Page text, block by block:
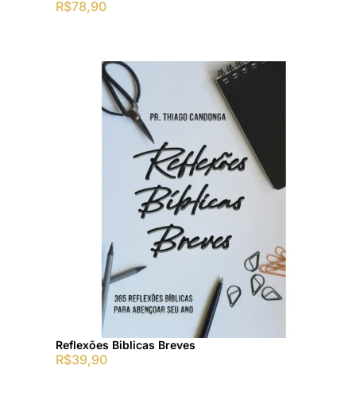
R$78,90
Reflexões Biblicas Breves
R$39,90